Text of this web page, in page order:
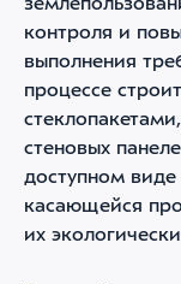
контроля и
выполнения
процессе
стеновых
доступном
касающейся
их